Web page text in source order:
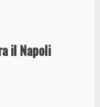
il Napoli